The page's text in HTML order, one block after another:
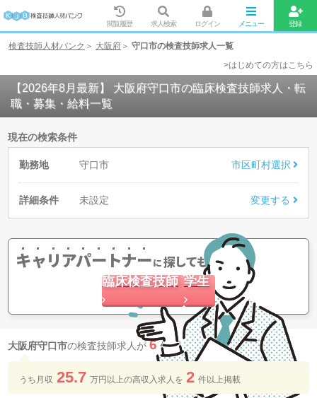
閲覧履歴 求人検索 ログイン メニュー 登録
検査技師人材バンク 大阪府
守口市の検査技師求人一覧
>はじめての方はこちら
【2026年8月最新】 大阪府守口市の臨床検査技師求人・転
職・募集・給料一覧
現在の検索条件
勤務地 守口市 市区町村選択
詳細条件 未設定 変更する
キャリアパートナーに探してもらう
臨床検査技師 学生
大阪府守口市の検査技師求人が 6 件 見つかりました
うち月収 25.7 万円以上の​高収入求人を​ 2 件以上​掲載